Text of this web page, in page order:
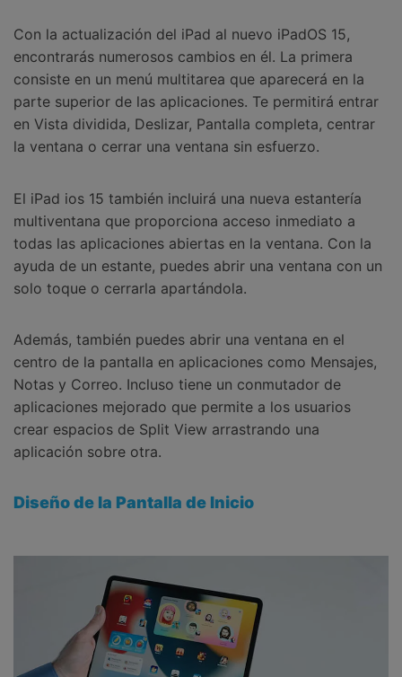
Con la actualización del iPad al nuevo iPadOS 15,
encontrarás numerosos cambios en él. La primera
consiste en un menú multitarea que aparecerá en la
parte superior de las aplicaciones. Te permitirá entrar
en Vista dividida, Deslizar, Pantalla completa, centrar
la ventana o cerrar una ventana sin esfuerzo.
El iPad ios 15 también incluirá una nueva estantería
multiventana que proporciona acceso inmediato a
todas las aplicaciones abiertas en la ventana. Con la
ayuda de un estante, puedes abrir una ventana con un
solo toque o cerrarla apartándola.
Además, también puedes abrir una ventana en el
centro de la pantalla en aplicaciones como Mensajes,
Notas y Correo. Incluso tiene un conmutador de
aplicaciones mejorado que permite a los usuarios
crear espacios de Split View arrastrando una
aplicación sobre otra.
Diseño de la Pantalla de Inicio